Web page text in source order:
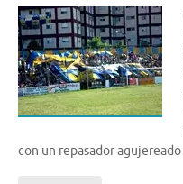
con un repasador